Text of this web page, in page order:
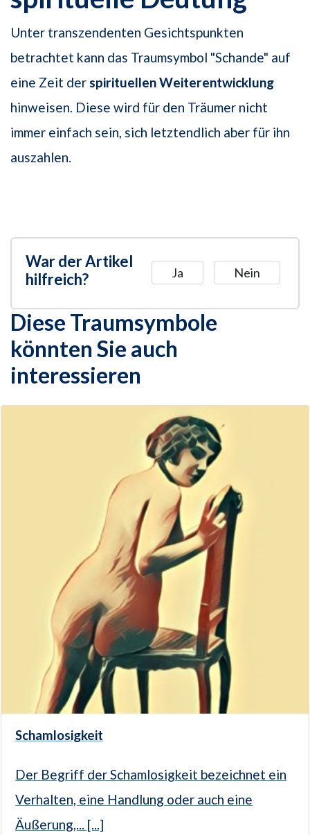
Unter transzendenten Gesichtspunkten
betrachtet kann das Traumsymbol "Schande" auf
eine Zeit der spirituellen Weiterentwicklung
hinweisen. Diese wird für den Träumer nicht
immer einfach sein, sich letztendlich aber für ihn
auszahlen.
War der Artikel
hilfreich?
Ja Nein
Diese Traumsymbole
könnten Sie auch
interessieren
Schamlosigkeit
Der Begriff der Schamlosigkeit bezeichnet ein
Verhalten, eine Handlung oder auch eine
Äußerung,... [...]